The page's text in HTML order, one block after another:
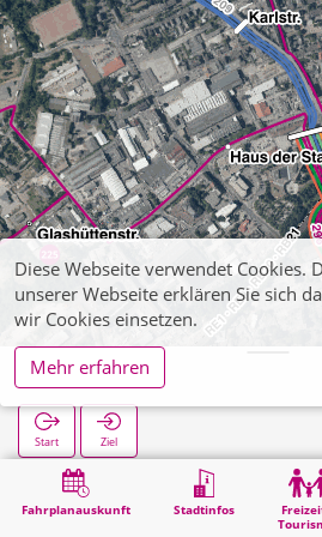
Fahrplanauskunft Stadtinfos
Haas
Start Ziel
Suche
Diese Webseite verwendet Cookies.
unserer Webseite erklären Sie sich
wir Cookies einsetzen.
Mehr erfahren